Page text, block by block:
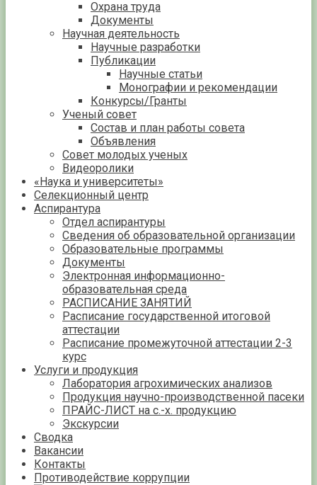
Охрана труда
Документы
Научная деятельность
Научные разработки
Публикации
Научные статьи
Монографии и рекомендации
Конкурсы/Гранты
Ученый совет
Состав и план работы совета
Объявления
Совет молодых ученых
Видеоролики
«Наука и университеты»
Селекционный центр
Аспирантура
Отдел аспирантуры
Сведения об образовательной организации
Образовательные программы
Документы
Электронная информационно-
образовательная среда
РАСПИСАНИЕ ЗАНЯТИЙ
Расписание государственной итоговой
аттестации
Расписание промежуточной аттестации 2-3
курс
Услуги и продукция
Лаборатория агрохимических анализов
Продукция научно-производственной пасеки
ПРАЙС-ЛИСТ на с.-х. продукцию
Экскурсии
Сводка
Вакансии
Контакты
Противодействие коррупции